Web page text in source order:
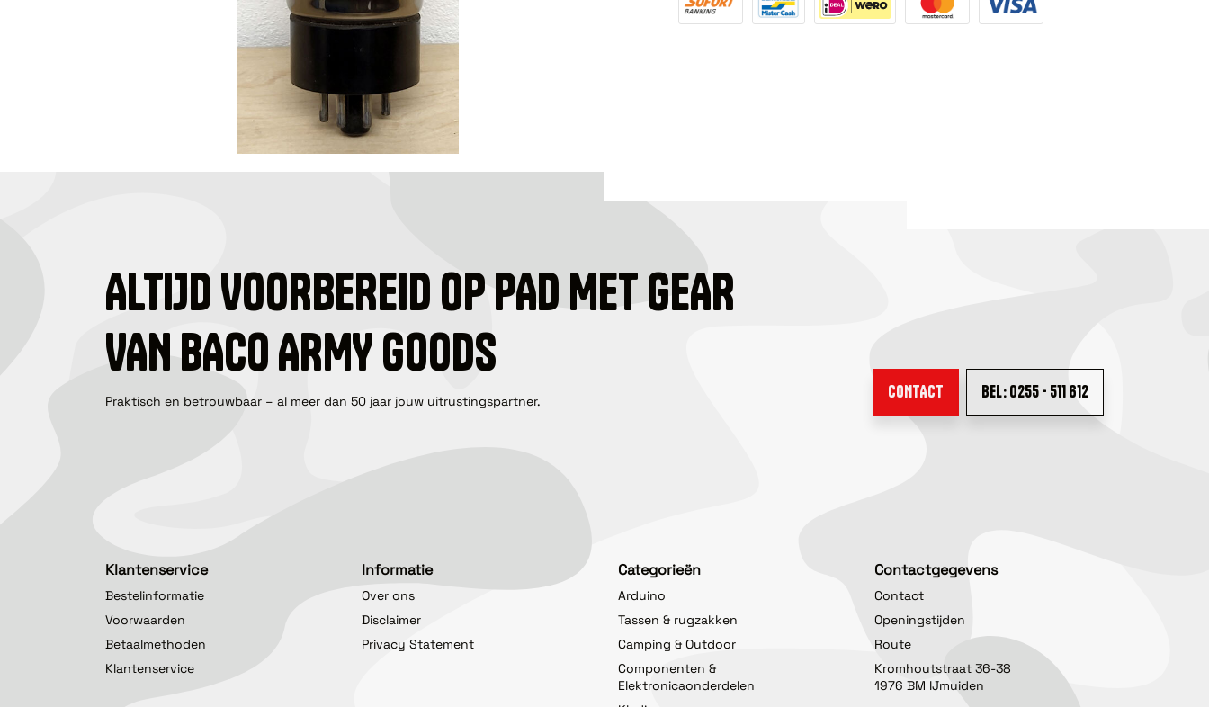
ALTIJD VOORBEREID OP PAD MET GEAR
VAN BACO ARMY GOODS
Praktisch en betrouwbaar – al meer dan 50 jaar jouw uitrustingspartner. CONTACT BEL: 0255 - 511 612
Klantenservice
Bestelinformatie
Voorwaarden
Betaalmethoden
Klantenservice
Informatie
Over ons
Disclaimer
Privacy Statement
Categorieën
Arduino
Tassen & rugzakken
Camping & Outdoor
Componenten &
Elektronicaonderdelen
Contactgegevens
Contact
Openingstijden
Route
Kromhoutstraat 36-38
1976 BM IJmuiden